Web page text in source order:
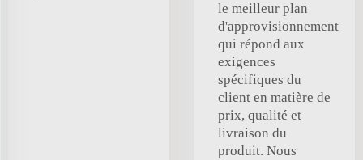
le meilleur plan
d'approvisionnement
qui répond aux
exigences
spécifiques du
client en matière de
prix, qualité et
livraison du
produit. Nous